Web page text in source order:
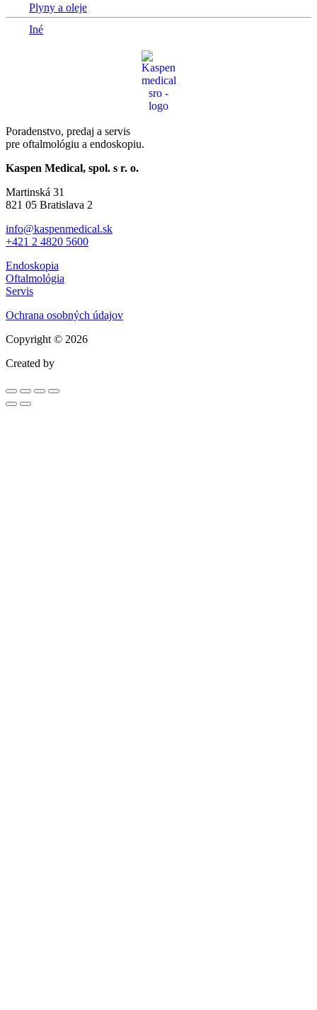
Plyny a oleje
Iné
Poradenstvo, predaj a servis
pre oftalmológiu a endoskopiu.
Kaspen Medical, spol. s r. o.
Martinská 31
821 05 Bratislava 2
info@kaspenmedical.sk
+421 2 4820 5600
Endoskopia
Oftalmológia
Servis
Ochrana osobných údajov
Copyright © 2026
Created by